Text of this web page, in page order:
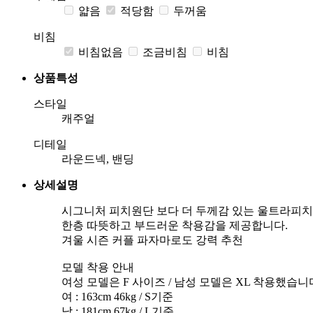
얇음
적당함 두꺼움
비침
비침없음
조금비침 비침
상품특성
스타일
캐주얼
디테일
라운드넥, 밴딩
상세설명
시그니처 피치원단 보다 더 두께감 있는 울트라피
한층 따뜻하고 부드러운 착용감을 제공합니다.
겨울 시즌 커플 파자마로도 강력 추천
모델 착용 안내
여성 모델은 F 사이즈 / 남성 모델은 XL 착용했습니
여 : 163cm 46kg / S기준